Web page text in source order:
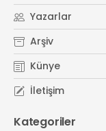
Yazarlar
Arşiv
Künye
İletişim
Kategoriler